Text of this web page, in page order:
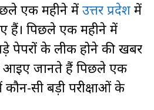
एक महीने में उत्तर प्रदेश में
हैं। पिछले एक महीने में
पेपरों के लीक होने की खबर
जानते हैं पिछले एक
कौन-सी बड़ी परीक्षाओं के